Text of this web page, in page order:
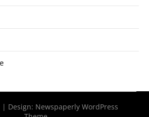
| Design: Newspaperly WordPress